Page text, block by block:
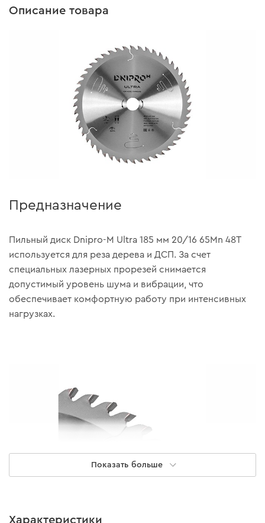
Описание товара
Предназначение
Пильный диск Dnipro-M Ultra 185 мм 20/16 65Mn 48Т
используется для реза дерева и ДСП. За счет
специальных лазерных прорезей снимается
допустимый уровень шума и вибрации, что
обеспечивает комфортную работу при интенсивных
нагрузках.
Показать больше
Характеристики